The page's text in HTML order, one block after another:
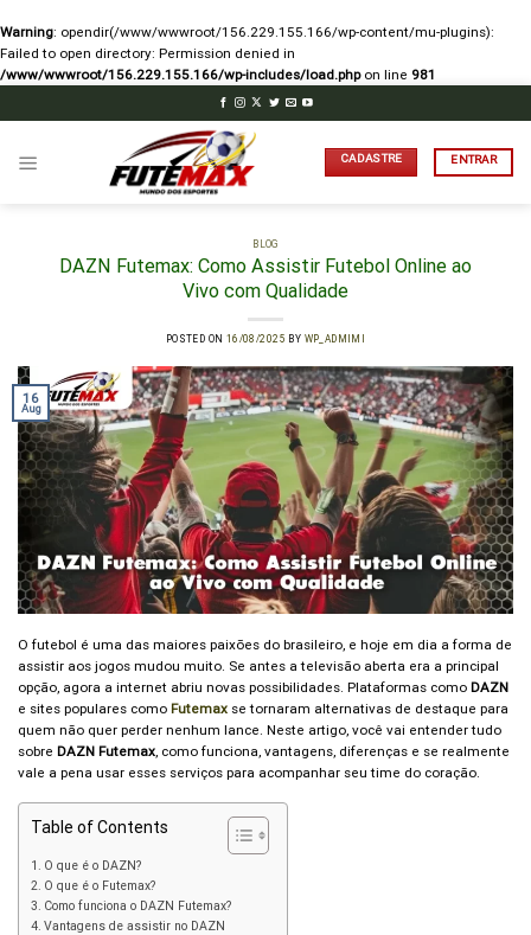
Warning: opendir(/www/wwwroot/156.229.155.166/wp-content/mu-plugins):
Failed to open directory: Permission denied in
/www/wwwroot/156.229.155.166/wp-includes/load.phpon line 981
CADASTRE ENTRAR
BLOG
DAZN Futemax: Como Assistir Futebol Online ao
Vivo com Qualidade
POSTED ON 16/08/2025 BY WP_ADMIMI
16
Aug
O futebol é uma das maiores paixões do brasileiro, e hoje em dia a forma de
assistir aos jogos mudou muito. Se antes a televisão aberta era a principal
opção, agora a internet abriu novas possibilidades. Plataformas como DAZN
e sites populares como Futemax se tornaram alternativas de destaque para
quem não quer perder nenhum lance. Neste artigo, você vai entender tudo
sobre DAZN Futemax, como funciona, vantagens, diferenças e se realmente
vale a pena usar esses serviços para acompanhar seu time do coração.
Table of Contents
O que é o DAZN?
O que é o Futemax?
Como funciona o DAZN Futemax?
Vantagens de assistir no DAZN